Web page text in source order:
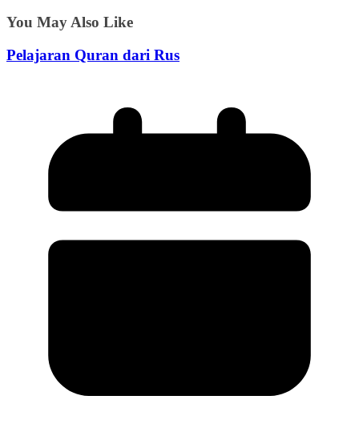
You May Also Like
Pelajaran Quran dari Rus